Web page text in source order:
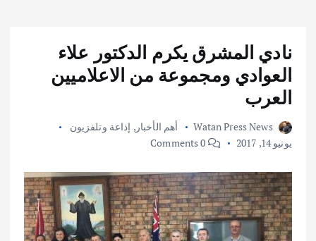
نادي المشرق يكرم الدكتور علاء
العوادي ومجموعة من الاعلاميين
العرب
Watan Press News أهم الأخبار, إذاعة وتلفزيون
يونيو 14, 2017